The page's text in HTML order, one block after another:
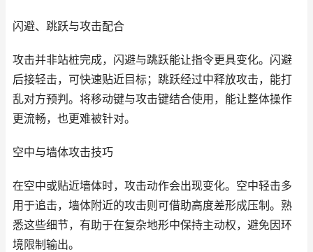
闪避、跳跃与攻击配合
攻击并非站桩完成，闪避与跳跃能让指令更具变化。闪避
后接轻击，可快速贴近目标；跳跃经过中释放攻击，能打
乱对方预判。将移动键与攻击键结合使用，能让整体操作
更流畅，也更难被针对。
空中与墙体攻击技巧
在空中或贴近墙体时，攻击动作会出现变化。空中轻击多
用于追击，墙体附近的攻击则可借助高度差形成压制。熟
悉这些细节，有助于在复杂地形中保持主动权，避免因环
境限制输出。